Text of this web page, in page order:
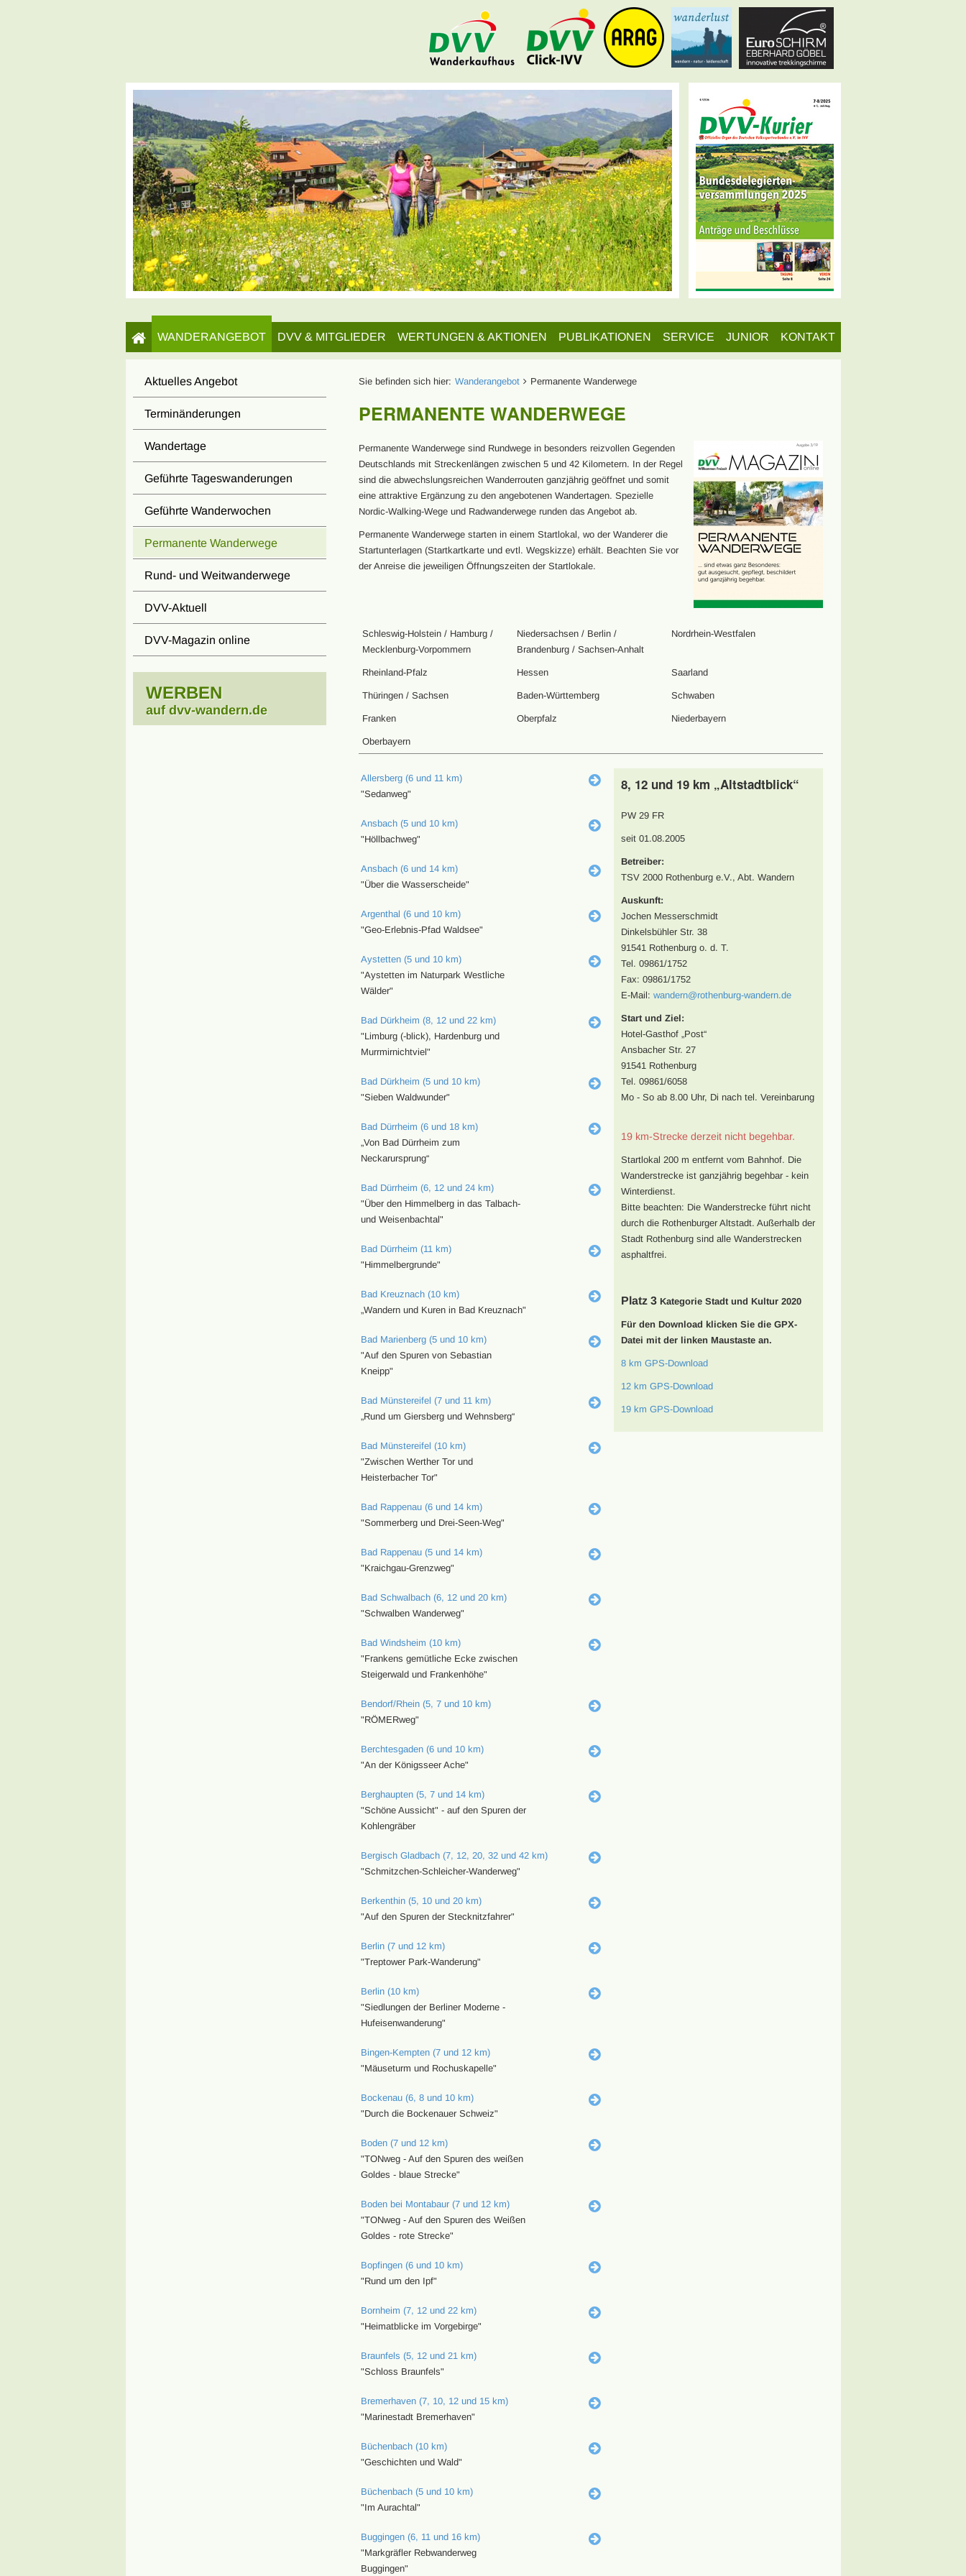
WANDERANGEBOT DVV & MITGLIEDER WERTUNGEN & AKTIONEN PUBLIKATIONEN SERVICE JUNIOR KONTAKT
Sie befinden sich hier: Wanderangebot Permanente Wanderwege
PERMANENTE WANDERWEGE
Permanente Wanderwege sind Rundwege in besonders reizvollen Gegenden
Deutschlands mit Streckenlängen zwischen 5 und 42 Kilometern. In der Regel
sind die abwechslungsreichen Wanderrouten ganzjährig geöffnet und somit
eine attraktive Ergänzung zu den angebotenen Wandertagen. Spezielle
Nordic-Walking-Wege und Radwanderwege runden das Angebot ab.
Permanente Wanderwege starten in einem Startlokal, wo der Wanderer die
Startunterlagen (Startkartkarte und evtl. Wegskizze) erhält. Beachten Sie vor
der Anreise die jeweiligen Öffnungszeiten der Startlokale.
Schleswig-Holstein / Hamburg /
Mecklenburg-Vorpommern
Niedersachsen / Berlin /
Brandenburg / Sachsen-Anhalt
Nordrhein-Westfalen
Rheinland-Pfalz Hessen Saarland
Thüringen / Sachsen Baden-Württemberg Schwaben
Franken Oberpfalz Niederbayern
Oberbayern
Allersberg (6 und 11 km)
"Sedanweg"
Ansbach (5 und 10 km)
"Höllbachweg"
Ansbach (6 und 14 km)
"Über die Wasserscheide"
Argenthal (6 und 10 km)
"Geo-Erlebnis-Pfad Waldsee"
Aystetten (5 und 10 km)
"Aystetten im Naturpark Westliche
Wälder"
Bad Dürkheim (8, 12 und 22 km)
"Limburg (-blick), Hardenburg und
Murrmirnichtviel"
Bad Dürkheim (5 und 10 km)
"Sieben Waldwunder"
Bad Dürrheim (6 und 18 km)
„Von Bad Dürrheim zum
Neckarursprung“
Bad Dürrheim (6, 12 und 24 km)
"Über den Himmelberg in das Talbach-
und Weisenbachtal"
Bad Dürrheim (11 km)
"Himmelbergrunde"
Bad Kreuznach (10 km)
„Wandern und Kuren in Bad Kreuznach"
Bad Marienberg (5 und 10 km)
"Auf den Spuren von Sebastian
Kneipp"
Bad Münstereifel (7 und 11 km)
„Rund um Giersberg und Wehnsberg“
Bad Münstereifel (10 km)
"Zwischen Werther Tor und
Heisterbacher Tor"
Bad Rappenau (6 und 14 km)
"Sommerberg und Drei-Seen-Weg"
Bad Rappenau (5 und 14 km)
"Kraichgau-Grenzweg"
Bad Schwalbach (6, 12 und 20 km)
"Schwalben Wanderweg"
Bad Windsheim (10 km)
"Frankens gemütliche Ecke zwischen
Steigerwald und Frankenhöhe"
Bendorf/Rhein (5, 7 und 10 km)
"RÖMERweg"
Berchtesgaden (6 und 10 km)
"An der Königsseer Ache"
Berghaupten (5, 7 und 14 km)
"Schöne Aussicht" - auf den Spuren der
Kohlengräber
Bergisch Gladbach (7, 12, 20, 32 und 42 km)
"Schmitzchen-Schleicher-Wanderweg"
Berkenthin (5, 10 und 20 km)
"Auf den Spuren der Stecknitzfahrer"
Berlin (7 und 12 km)
"Treptower Park-Wanderung"
Berlin (10 km)
"Siedlungen der Berliner Moderne -
Hufeisenwanderung"
Bingen-Kempten (7 und 12 km)
"Mäuseturm und Rochuskapelle"
Bockenau (6, 8 und 10 km)
"Durch die Bockenauer Schweiz"
Boden (7 und 12 km)
"TONweg - Auf den Spuren des weißen
Goldes - blaue Strecke"
Boden bei Montabaur (7 und 12 km)
"TONweg - Auf den Spuren des Weißen
Goldes - rote Strecke"
Bopfingen (6 und 10 km)
"Rund um den Ipf"
Bornheim (7, 12 und 22 km)
"Heimatblicke im Vorgebirge"
Braunfels (5, 12 und 21 km)
"Schloss Braunfels"
Bremerhaven (7, 10, 12 und 15 km)
"Marinestadt Bremerhaven"
Büchenbach (10 km)
"Geschichten und Wald"
Büchenbach (5 und 10 km)
"Im Aurachtal"
Buggingen (6, 11 und 16 km)
"Markgräfler Rebwanderweg
Buggingen"
8, 12 und 19 km „Altstadtblick“
PW 29 FR
seit 01.08.2005
Betreiber:
TSV 2000 Rothenburg e.V., Abt. Wandern
Auskunft:
Jochen Messerschmidt
Dinkelsbühler Str. 38
91541 Rothenburg o. d. T.
Tel. 09861/1752
Fax: 09861/1752
E-Mail: wandern@rothenburg-wandern.de
Start und Ziel:
Hotel-Gasthof „Post“
Ansbacher Str. 27
91541 Rothenburg
Tel. 09861/6058
Mo - So ab 8.00 Uhr, Di nach tel. Vereinbarung
19 km-Strecke derzeit nicht begehbar.
Startlokal 200 m entfernt vom Bahnhof. Die
Wanderstrecke ist ganzjährig begehbar - kein
Winterdienst.
Bitte beachten: Die Wanderstrecke führt nicht
durch die Rothenburger Altstadt. Außerhalb der
Stadt Rothenburg sind alle Wanderstrecken
asphaltfrei.
Platz 3Kategorie Stadt und Kultur 2020
Für den Download klicken Sie die GPX-
Datei mit der linken Maustaste an.
8 km GPS-Download
12 km GPS-Download
19 km GPS-Download
Aktuelles Angebot
Terminänderungen
Wandertage
Geführte Tageswanderungen
Geführte Wanderwochen
Permanente Wanderwege
Rund- und Weitwanderwege
DVV-Aktuell
DVV-Magazin online
WERBEN
auf dvv-wandern.de